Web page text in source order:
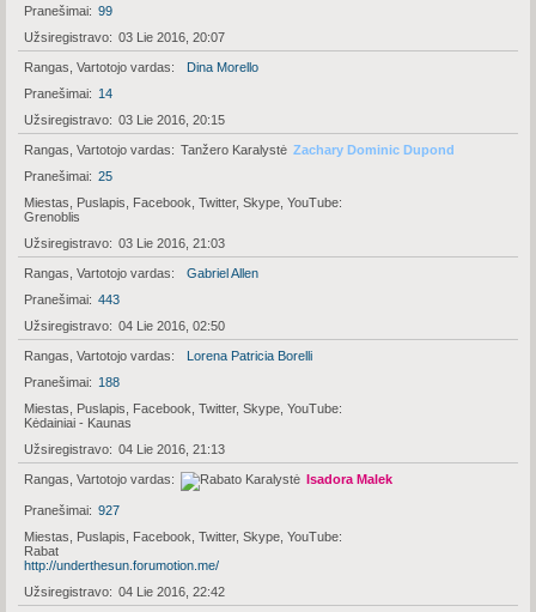
Pranešimai
99
Užsiregistravo
03 Lie 2016, 20:07
Rangas, Vartotojo vardas
Dina Morello
Pranešimai
14
Užsiregistravo
03 Lie 2016, 20:15
Rangas, Vartotojo vardas Tanžero Karalystė Zachary Dominic Dupond
Pranešimai
25
Miestas, Puslapis, Facebook, Twitter, Skype, YouTube
Grenoblis
Užsiregistravo
03 Lie 2016, 21:03
Rangas, Vartotojo vardas
Gabriel Allen
Pranešimai
443
Užsiregistravo
04 Lie 2016, 02:50
Rangas, Vartotojo vardas
Lorena Patricia Borelli
Pranešimai
188
Miestas, Puslapis, Facebook, Twitter, Skype, YouTube
Kėdainiai - Kaunas
Užsiregistravo
04 Lie 2016, 21:13
Rangas, Vartotojo vardas Isadora Malek
Pranešimai
927
Miestas, Puslapis, Facebook, Twitter, Skype, YouTube
Rabat
http://underthesun.forumotion.me/
Užsiregistravo
04 Lie 2016, 22:42